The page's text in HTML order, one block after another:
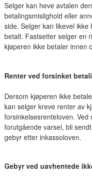
Selger kan heve avtalen
betalingsmislighold eller
side. Selger kan likevel
betalt. Fastsetter selger en
kjøperen ikke betaler innen
Renter ved forsinket
Dersom kjøperen ikke
kan selger kreve renter av
forsinkelsesrenteloven.
forutgående varsel, bli
gebyr etter inkassoloven.
Gebyr ved uavhentede